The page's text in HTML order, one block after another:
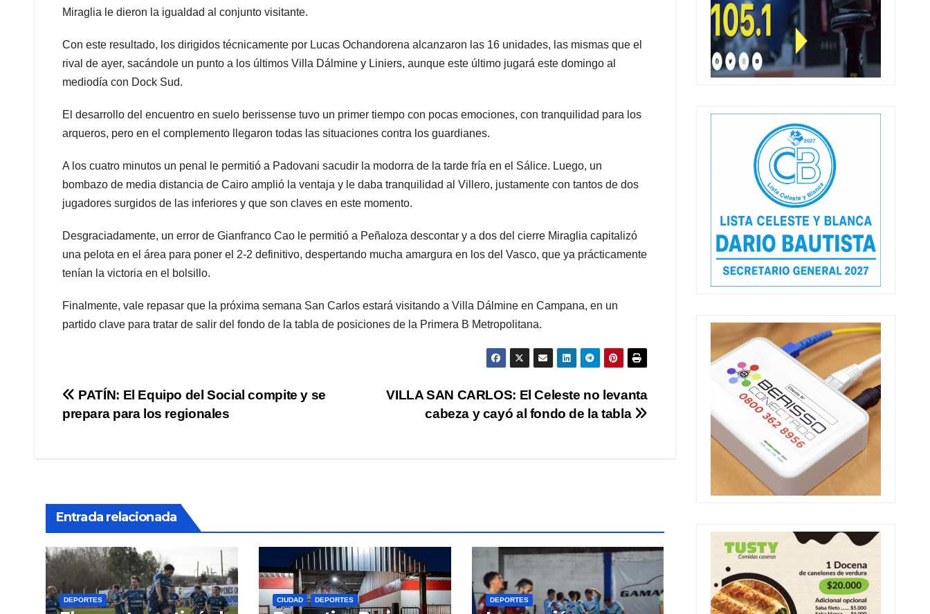
Miraglia le dieron la igualdad al conjunto visitante.
Con este resultado, los dirigidos técnicamente por Lucas Ochandorena alcanzaron las 16 unidades, las mismas que el
rival de ayer, sacándole un punto a los últimos Villa Dálmine y Liniers, aunque este último jugará este domingo al
mediodía con Dock Sud.
El desarrollo del encuentro en suelo berissense tuvo un primer tiempo con pocas emociones, con tranquilidad para los
arqueros, pero en el complemento llegaron todas las situaciones contra los guardianes.
A los cuatro minutos un penal le permitió a Padovani sacudir la modorra de la tarde fría en el Sálice. Luego, un
bombazo de media distancia de Cairo amplió la ventaja y le daba tranquilidad al Villero, justamente con tantos de dos
jugadores surgidos de las inferiores y que son claves en este momento.
Desgraciadamente, un error de Gianfranco Cao le permitió a Peñaloza descontar y a dos del cierre Miraglia capitalizó
una pelota en el área para poner el 2-2 definitivo, despertando mucha amargura en los del Vasco, que ya prácticamente
tenían la victoria en el bolsillo.
Finalmente, vale repasar que la próxima semana San Carlos estará visitando a Villa Dálmine en ­Campana, en un
partido clave para tratar de salir del fondo de la tabla de posiciones de la Primera B Metropolitana.
Navegación
de
VILLA SAN CARLOS: El Celeste no levanta
cabeza y cayó al fondo de la tabla
PATÍN: El Equipo del Social compite y se
prepara para los regionales
Entrada relacionada
DEPORTES CIUDAD DEPORTES DEPORTES